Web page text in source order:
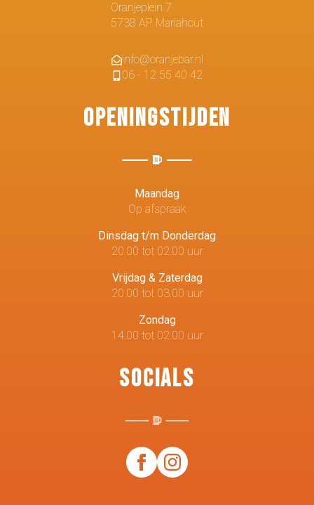
Oranjeplein 7
5738 AP Mariahout
info@oranjebar.nl
06 - 12 55 40 42
Openingstijden
Maandag
Op afspraak
Dinsdag t/m Donderdag
20.00 tot 02.00 uur
Vrijdag & Zaterdag
20.00 tot 03.00 uur
Zondag
14.00 tot 02.00 uur
Socials